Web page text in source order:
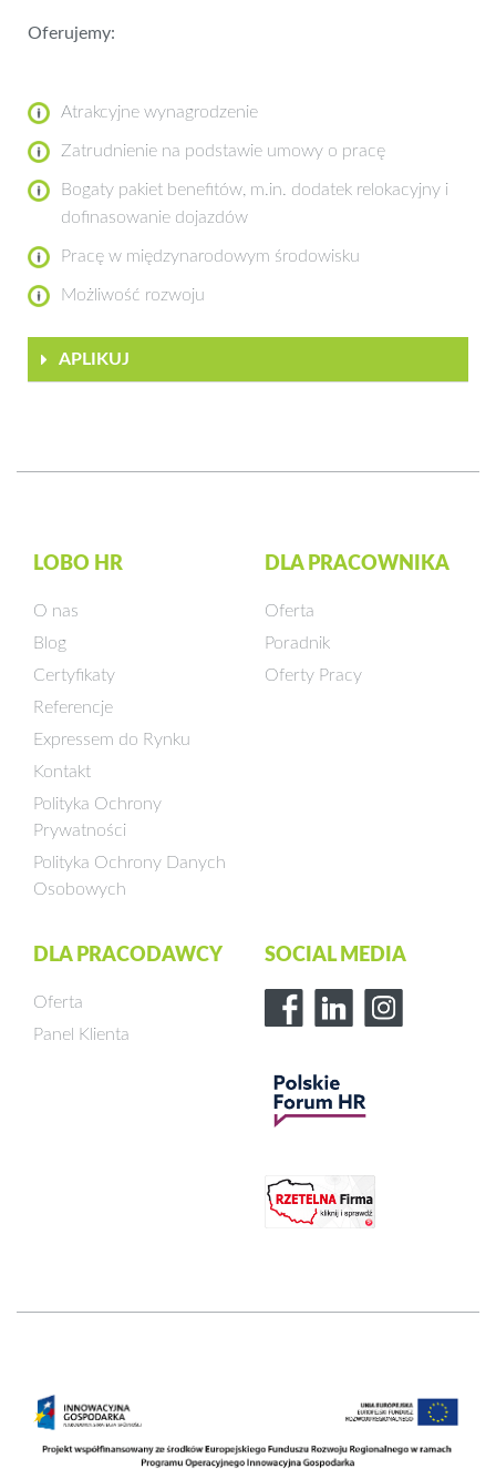
Oferujemy:
Atrakcyjne wynagrodzenie
Zatrudnienie na podstawie umowy o pracę
Bogaty pakiet benefitów, m.in. dodatek relokacyjny i
dofinasowanie dojazdów
Pracę w międzynarodowym środowisku
Możliwość rozwoju
APLIKUJ
LOBO HR
O nas
Blog
Certyfikaty
Referencje
Expressem do Rynku
Kontakt
Polityka Ochrony
Prywatności
Polityka Ochrony Danych
Osobowych
DLA PRACOWNIKA
Oferta
Poradnik
Oferty Pracy
DLA PRACODAWCY
Oferta
Panel Klienta
SOCIAL MEDIA